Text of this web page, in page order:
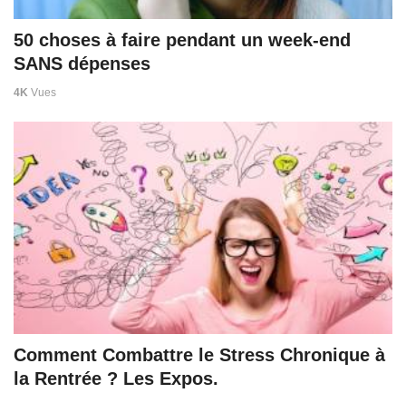
50 choses à faire pendant un week-end
SANS dépenses
4K Vues
Comment Combattre le Stress Chronique à
la Rentrée ? Les Expos.